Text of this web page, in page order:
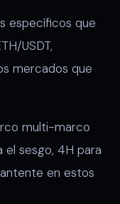
específicos que
USDT,
mercados que
multi-marco
el sesgo, 4H para
en estos